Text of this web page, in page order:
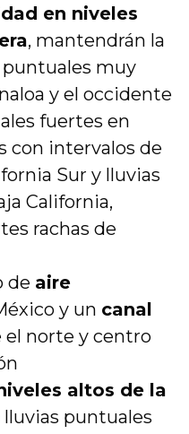
en niveles
, mantendrán la
muy
y el occidente
fuertes en
con intervalos de
Sur y lluvias
California,
rachas de
de aire
y un canal
el norte y centro
altos de la
puntuales